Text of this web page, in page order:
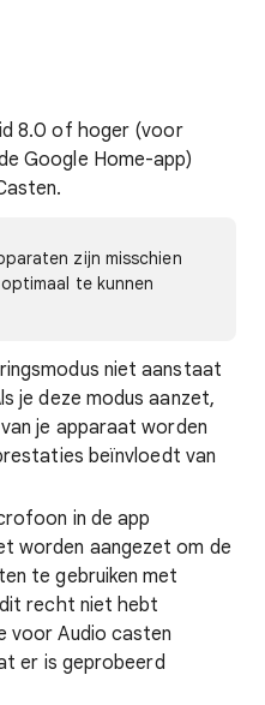
8.0 of hoger (voor
Google Home-app)
zijn misschien
te kunnen
niet aanstaat
je deze modus aanzet,
je apparaat worden
beïnvloedt van
in de app
worden aangezet om de
te gebruiken met
recht niet hebt
voor Audio casten
er is geprobeerd